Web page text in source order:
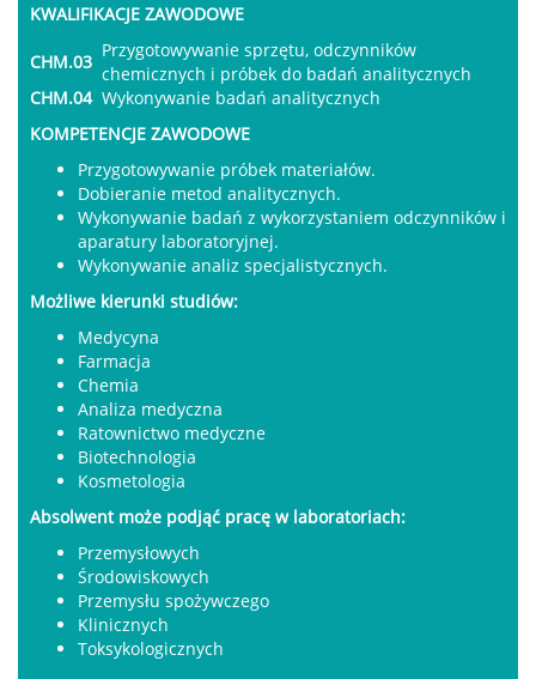
KWALIFIKACJE ZAWODOWE
CHM.03
Przygotowywanie sprzętu, odczynników
chemicznych i próbek do badań analitycznych
CHM.04 Wykonywanie badań analitycznych
KOMPETENCJE ZAWODOWE
Przygotowywanie próbek materiałów.
Dobieranie metod analitycznych.
Wykonywanie badań z wykorzystaniem odczynników i
aparatury laboratoryjnej.
Wykonywanie analiz specjalistycznych.
Możliwe kierunki studiów:
Medycyna
Farmacja
Chemia
Analiza medyczna
Ratownictwo medyczne
Biotechnologia
Kosmetologia
Absolwent może podjąć pracę w laboratoriach:
Przemysłowych
Środowiskowych
Przemysłu spożywczego
Klinicznych
Toksykologicznych